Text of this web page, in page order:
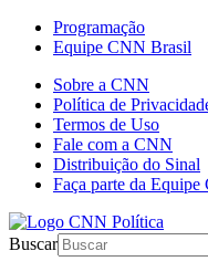
Programação
Equipe CNN Brasil
Sobre a CNN
Política de
Termos de Uso
Fale com a CNN
Distribuição do Sinal
Faça parte da Equipe
Buscar